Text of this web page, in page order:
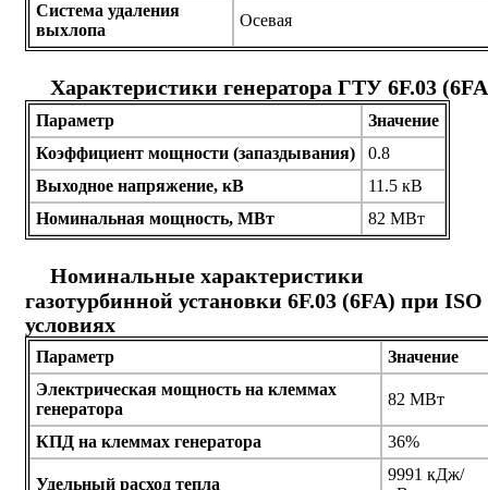
Система удаления
выхлопа
Осевая
Характеристики генератора ГТУ 6F.03
Параметр
Значение
Коэффициент мощности (запаздывания)
0.8
Выходное напряжение, кВ
11.5 кВ
Номинальная мощность, МВт
82 МВт
Номинальные характеристики
газотурбинной установки 6F.03 (6FA) при ISO
условиях
Параметр
Значение
Электрическая мощность на клеммах
генератора
82 МВт
КПД на клеммах генератора 36%
Удельный расход тепла
9991 кДж/